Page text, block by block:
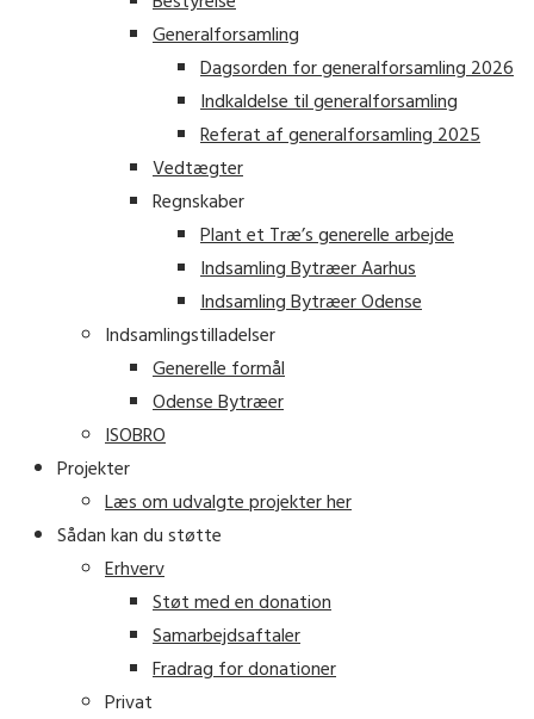
Generalforsamling
Dagsorden for generalforsamling 2026
Indkaldelse til generalforsamling
Referat af generalforsamling 2025
Vedtægter
Regnskaber
Plant et Træ’s generelle arbejde
Indsamling Bytræer Aarhus
Indsamling Bytræer Odense
Indsamlingstilladelser
Generelle formål
Odense Bytræer
ISOBRO
Projekter
Læs om udvalgte projekter her
Sådan kan du støtte
Erhverv
Støt med en donation
Samarbejdsaftaler
Fradrag for donationer
Privat